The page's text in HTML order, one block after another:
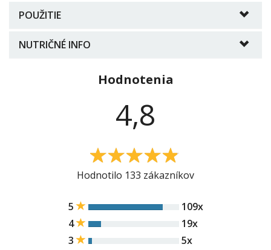
POUŽITIE
NUTRIČNÉ INFO
Hodnotenia
4,8
4.8
Hodnotilo 133 zákazníkov
5
109x
4
19x
3
5x